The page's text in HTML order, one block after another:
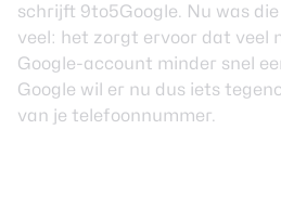
schrijft 9to5Google. Nu was
veel: het zorgt ervoor dat veel
Google-account minder snel
Google wil er nu dus iets
van je telefoonnummer.